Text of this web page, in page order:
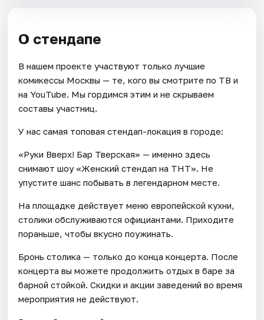
О стендапе
В нашем проекте участвуют только лучшие
комикессы Москвы — те, кого вы смотрите по ТВ и
на YouTube. Мы гордимся этим и не скрываем
составы участниц.
У нас самая топовая стендап-локация в городе:
«Руки Вверх! Бар Тверская» — именно здесь
снимают шоу «Женский стендап на ТНТ». Не
упустите шанс побывать в легендарном месте.
На площадке действует меню европейской кухни,
столики обслуживаются официантами. Приходите
пораньше, чтобы вкусно поужинать.
Бронь столика — только до конца концерта. После
концерта вы можете продолжить отдых в баре за
барной стойкой. Скидки и акции заведений во время
мероприятия не действуют.